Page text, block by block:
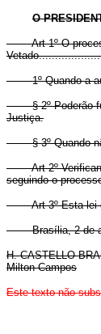
O
Art 1º O
1º Quando a
§ 2º Poderão
Justiça.
§ 3º Quando não
Art 2º
seguindo o
Art 3º Esta lei
Brasília, 2 de abril
H. CASTELLO
Milton Campos
Este texto não